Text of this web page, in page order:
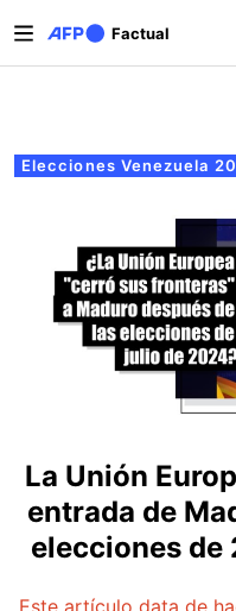
Factual
Solapas
Elecciones Venezuela
La Unión
entrada de
elecciones de
Este artículo data de